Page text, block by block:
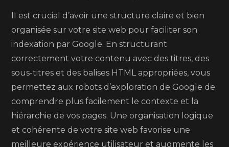
Il est crucial d’avoir une structure claire et bien
organisée sur votre site web pour faciliter son
indexation par Google. En structurant
correctement votre contenu avec des titres, des
sous-titres et des balises HTML appropriées, vous
permettez aux robots d’exploration de Google de
comprendre plus facilement le contexte et la
hiérarchie de vos pages. Une organisation logique
et cohérente de votre site web favorise une
meilleure expérience utilisateur et augmente les